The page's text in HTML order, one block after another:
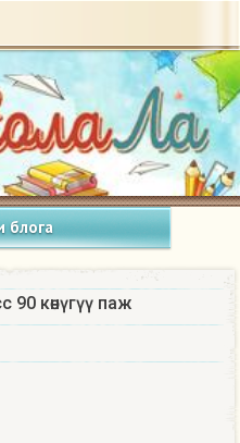
блога
90 көнүгүү паж